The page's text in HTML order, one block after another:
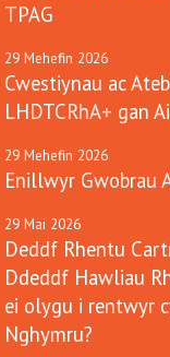
TPAG
29 Mehefin 2026
Cwestiynau ac
LHDTCRhA+ gan
29 Mehefin 2026
Enillwyr Gwobrau
29 Mai 2026
Deddf Rhentu
Ddeddf Hawliau
ei olygu i rentwyr
Nghymru?